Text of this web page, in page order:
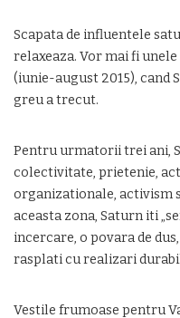
Scapata de influentele
relaxeaza. Vor mai fi
(iunie-august 2015), cand
greu a trecut.
Pentru urmatorii trei ani,
colectivitate, prietenie,
organizationale, activism
aceasta zona, Saturn iti
incercare, o povara de
rasplati cu realizari
Vestile frumoase pentru